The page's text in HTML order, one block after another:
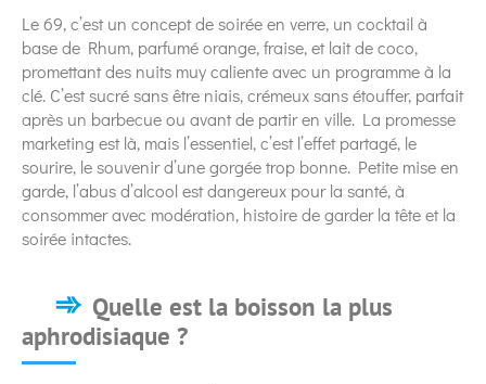
Le 69, c’est un concept de soirée en verre, un cocktail à
base de Rhum, parfumé orange, fraise, et lait de coco,
promettant des nuits muy caliente avec un programme à la
clé. C’est sucré sans être niais, crémeux sans étouffer, parfait
après un barbecue ou avant de partir en ville. La promesse
marketing est là, mais l’essentiel, c’est l’effet partagé, le
sourire, le souvenir d’une gorgée trop bonne. Petite mise en
garde, l’abus d’alcool est dangereux pour la santé, à
consommer avec modération, histoire de garder la tête et la
soirée intactes.
Quelle est la boisson la plus
aphrodisiaque ?